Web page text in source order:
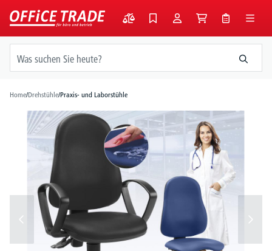
springen
Home/Drehstühle/Praxis- und Laborstühle
Bildergalerie überspringen